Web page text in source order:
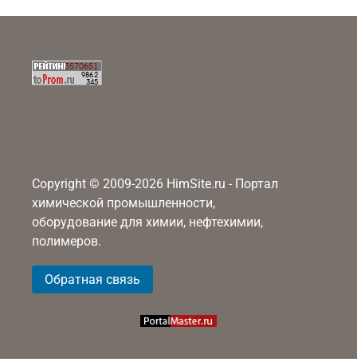
Copyright © 2009-2026 HimSite.ru - Портал
химической промышленности,
оборудование для химии, нефтехимии,
полимеров.
Обратная связь